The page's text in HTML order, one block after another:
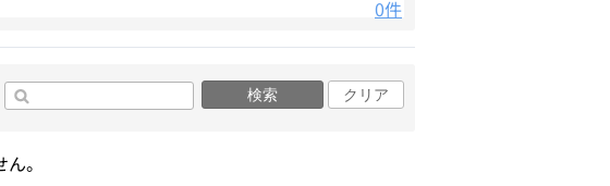
0件
検索 クリア
。